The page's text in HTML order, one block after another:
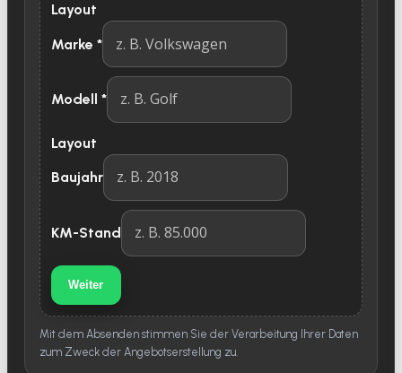
Layout
Marke *
Modell *
Layout
Baujahr
KM-Stand
Weiter
Mit dem Absenden stimmen Sie der Verarbeitung Ihrer Daten
zum Zweck der Angebotserstellung zu.